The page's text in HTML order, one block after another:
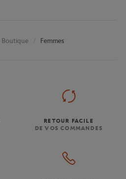
Boutique Femmes
RETOUR FACILE
DE VOS COMMANDES